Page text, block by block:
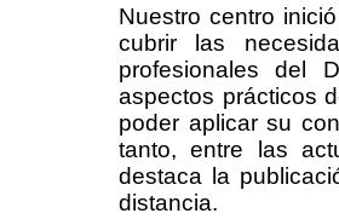
Nuestro centro
cubrir las
profesionales del
aspectos prácticos
poder aplicar su
tanto, entre las
destaca la
distancia.